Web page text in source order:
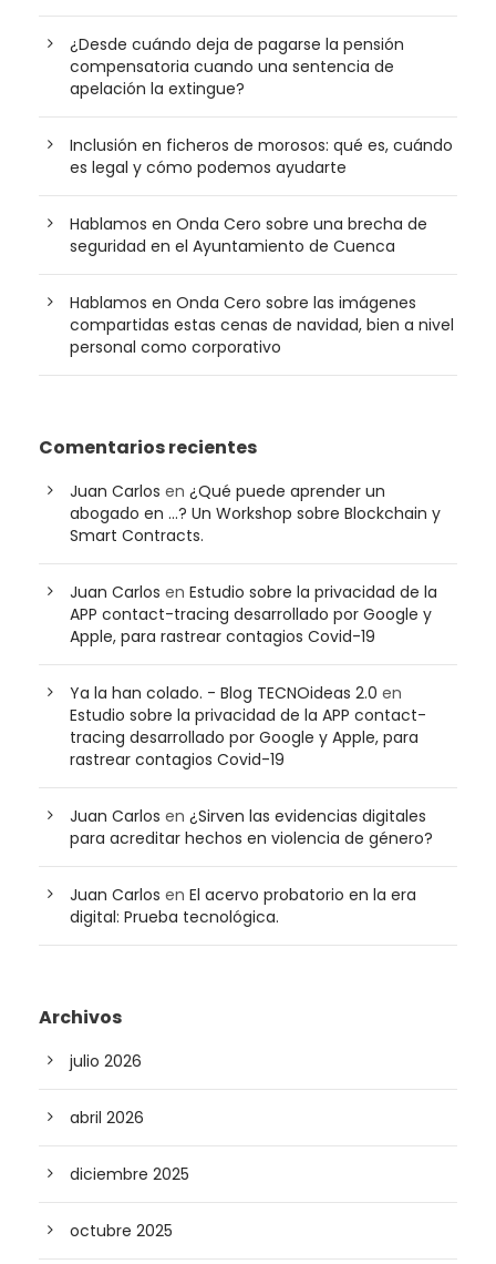
¿Desde cuándo deja de pagarse la pensión
compensatoria cuando una sentencia de
apelación la extingue?
Inclusión en ficheros de morosos: qué es, cuándo
es legal y cómo podemos ayudarte
Hablamos en Onda Cero sobre una brecha de
seguridad en el Ayuntamiento de Cuenca
Hablamos en Onda Cero sobre las imágenes
compartidas estas cenas de navidad, bien a nivel
personal como corporativo
Comentarios recientes
Juan Carlos en ¿Qué puede aprender un
abogado en …? Un Workshop sobre Blockchain y
Smart Contracts.
Juan Carlos en Estudio sobre la privacidad de la
APP contact-tracing desarrollado por Google y
Apple, para rastrear contagios Covid-19
Ya la han colado. - Blog TECNOideas 2.0 en
Estudio sobre la privacidad de la APP contact-
tracing desarrollado por Google y Apple, para
rastrear contagios Covid-19
Juan Carlos en ¿Sirven las evidencias digitales
para acreditar hechos en violencia de género?
Juan Carlos en El acervo probatorio en la era
digital: Prueba tecnológica.
Archivos
julio 2026
abril 2026
diciembre 2025
octubre 2025